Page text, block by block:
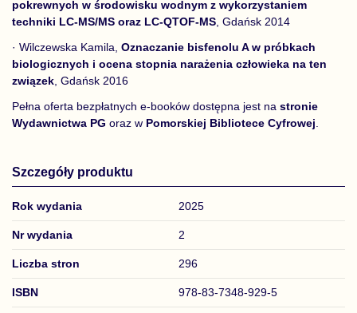
pokrewnych w środowisku wodnym z wykorzystaniem
techniki LC-MS/MS oraz LC-QTOF-MS , Gdańsk 2014
· Wilczewska Kamila, Oznaczanie bisfenolu A w próbkach
biologicznych i ocena stopnia narażenia człowieka na ten
związek , Gdańsk 2016
Pełna oferta bezpłatnych e-booków dostępna jest na stronie
Wydawnictwa PG oraz w Pomorskiej Bibliotece Cyfrowej.
Szczegóły produktu
Rok wydania 2025
Nr wydania 2
Liczba stron 296
ISBN 978-83-7348-929-5